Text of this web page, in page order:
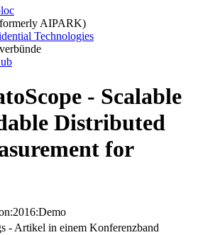
AIPARK)
Technologies
- Scalable
Distributed
for
- Artikel in einem Konferenzband